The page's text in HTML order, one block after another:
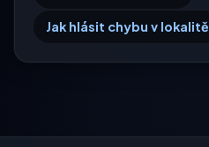
Jak hlásit chybu v lokalitě